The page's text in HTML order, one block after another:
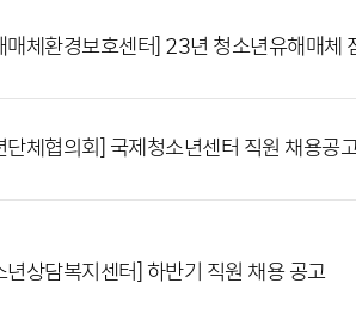
매체환경보호센터] 23년 청소년유해매체
단체협의회] 국제청소년센터 직원 채용공
년상담복지센터] 하반기 직원 채용 공고